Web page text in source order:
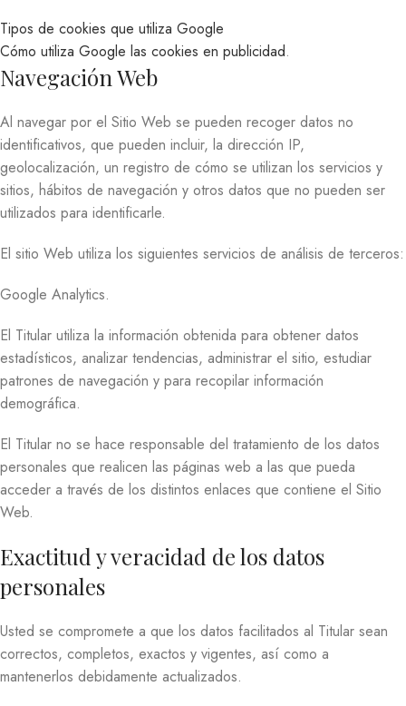
Tipos de cookies que utiliza Google
Cómo utiliza Google las cookies en publicidad.
Navegación Web
Al navegar por el Sitio Web se pueden recoger datos no
identificativos, que pueden incluir, la dirección IP,
geolocalización, un registro de cómo se utilizan los servicios y
sitios, hábitos de navegación y otros datos que no pueden ser
utilizados para identificarle.
El sitio Web utiliza los siguientes servicios de análisis de terceros:
Google Analytics.
El Titular utiliza la información obtenida para obtener datos
estadísticos, analizar tendencias, administrar el sitio, estudiar
patrones de navegación y para recopilar información
demográfica.
El Titular no se hace responsable del tratamiento de los datos
personales que realicen las páginas web a las que pueda
acceder a través de los distintos enlaces que contiene el Sitio
Web.
Exactitud y veracidad de los datos
personales
Usted se compromete a que los datos facilitados al Titular sean
correctos, completos, exactos y vigentes, así como a
mantenerlos debidamente actualizados.